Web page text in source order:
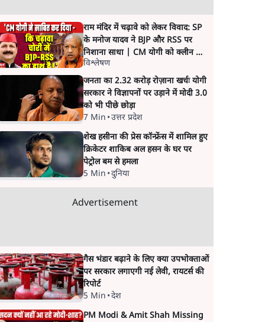
राम मंदिर में चढ़ावे को लेकर विवाद: SP
के मनोज यादव ने BJP और RSS पर
निशाना साधा | CM योगी को क्लीन चिट
मिली
विश्लेषण
जनता का 2.32 करोड़ रोज़ाना खर्चः योगी
सरकार ने विज्ञापनों पर उड़ाने में मोदी 3.0
को भी पीछे छोड़ा
7 Min •उत्तर प्रदेश
शेख हसीना की प्रेस कॉन्फ्रेंस में शामिल हुए
क्रिकेटर शाकिब अल हसन के घर पर
पेट्रोल बम से हमला
5 Min •दुनिया
Advertisement
गैस भंडार बढ़ाने के लिए क्या उपभोक्ताओं
पर सरकार लगाएगी नई लेवी, रायटर्स की
रिपोर्ट
5 Min •देश
PM Modi & Amit Shah Missing